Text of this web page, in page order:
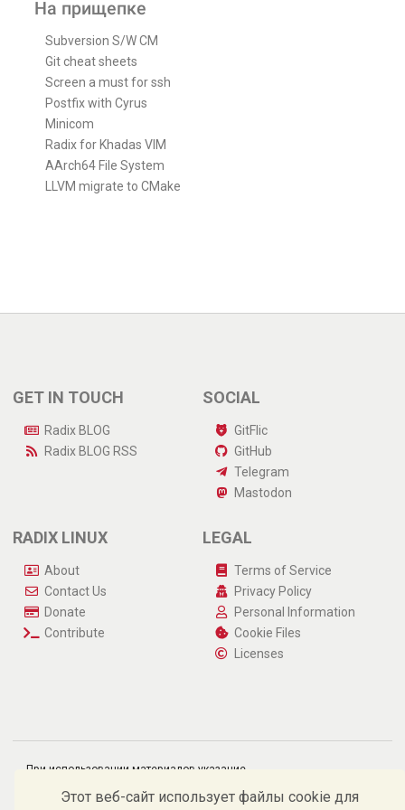
Этот веб-сайт использует файлы cookie для
На прищепке
Subversion S/W CM
Git cheat sheets
Screen a must for ssh
Postfix with Cyrus
Minicom
Radix for Khadas VIM
AArch64 File System
LLVM migrate to CMake
GET IN TOUCH
Radix BLOG
Radix BLOG RSS
SOCIAL
GitFlic
GitHub
Telegram
Mastodon
RADIX LINUX
About
Contact Us
Donate
Contribute
LEGAL
Terms of Service
Privacy Policy
Personal Information
Cookie Files
Licenses
При использовании материалов указание